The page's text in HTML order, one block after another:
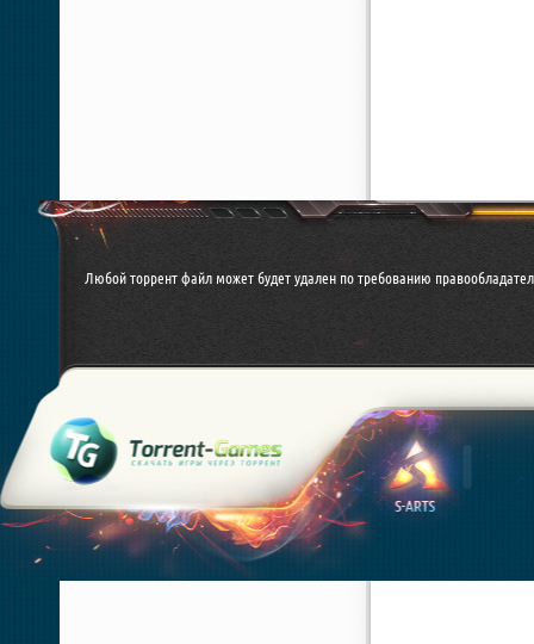
Любой торрент файл может будет удален по требованию